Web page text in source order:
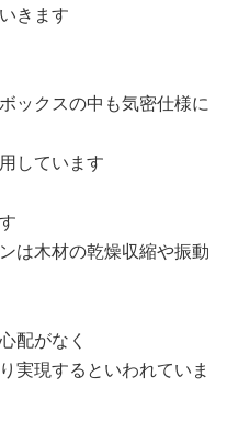
きます
ックスの中も気密仕様に
しています
は木材の乾燥収縮や振動
配がなく
実現するといわれていま